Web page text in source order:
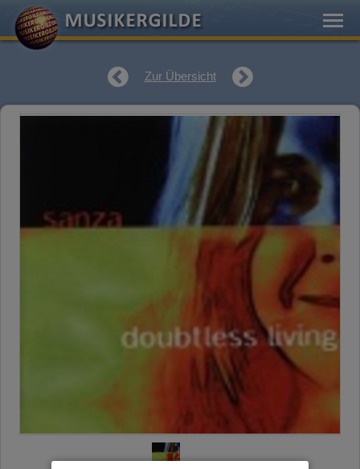
Zur Übersicht